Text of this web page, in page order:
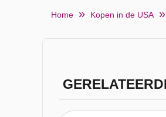
Home Kopen in de USA